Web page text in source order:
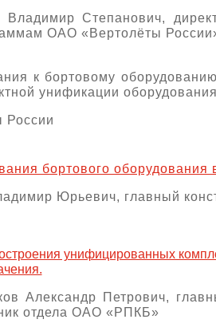
Владимир Степанович,
ОАО «Вертолёты
к бортовому
унификации оборудования
России
бортового оборудования
Юрьевич, главный
унифицированных
Александр Петрович,
отдела ОАО «РПКБ»